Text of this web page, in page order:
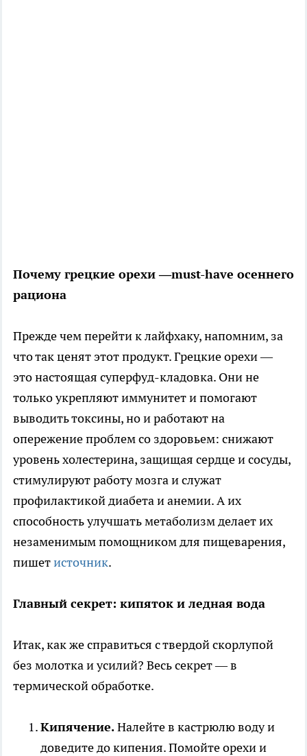
Почему грецкие орехи —must-have осеннего
рациона
Прежде чем перейти к лайфхаку, напомним, за
что так ценят этот продукт. Грецкие орехи —
это настоящая суперфуд-кладовка. Они не
только укрепляют иммунитет и помогают
выводить токсины, но и работают на
опережение проблем со здоровьем: снижают
уровень холестерина, защищая сердце и сосуды,
стимулируют работу мозга и служат
профилактикой диабета и анемии. А их
способность улучшать метаболизм делает их
незаменимым помощником для пищеварения,
пишетисточник.
Главный секрет: кипяток и ледная вода
Итак, как же справиться с твердой скорлупой
без молотка и усилий? Весь секрет — в
термической обработке.
Кипячение.Налейте в кастрюлю воду и
доведите до кипения. Помойте орехи и